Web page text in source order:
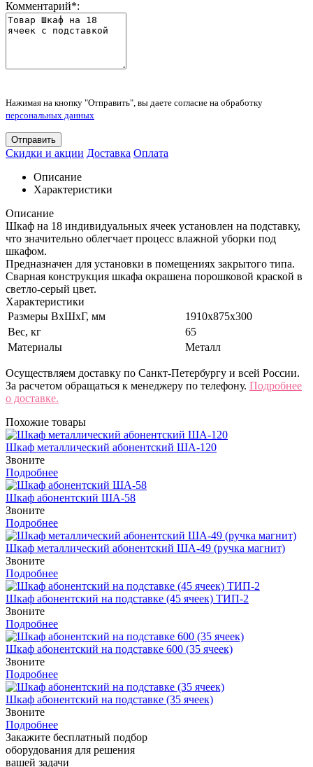
Комментарий*:
Нажимая на кнопку "Отправить", вы даете согласие на обработку
персональных данных
Отправить
Скидки и акции Доставка Оплата
Описание
Характеристики
Описание
Шкаф на 18 индивидуальных ячеек установлен на подставку,
что значительно облегчает процесс влажной уборки под
шкафом.
Предназначен для установки в помещениях закрытого типа.
Сварная конструкция шкафа окрашена порошковой краской в
светло-серый цвет.
Характеристики
Размеры ВхШхГ, мм
1910х875х300
Вес, кг
65
Материалы
Металл
Осуществляем доставку по Санкт-Петербургу и всей России.
За расчетом обращаться к менеджеру по телефону. Подробнее
о доставке.
Похожие товары
Шкаф металлический абонентский ША-120
Звоните
Подробнее
Шкаф абонентский ША-58
Звоните
Подробнее
Шкаф металлический абонентский ША-49 (ручка магнит)
Звоните
Подробнее
Шкаф абонентский на подставке (45 ячеек) ТИП-2
Звоните
Подробнее
Шкаф абонентский на подставке 600 (35 ячеек)
Звоните
Подробнее
Шкаф абонентский на подставке (35 ячеек)
Звоните
Подробнее
Закажите бесплатный подбор
оборудования для решения
вашей задачи